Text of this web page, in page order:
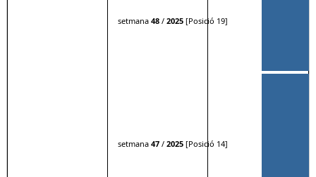
setmana 48/ 2025[Posició 19]
setmana 47/ 2025[Posició 14]